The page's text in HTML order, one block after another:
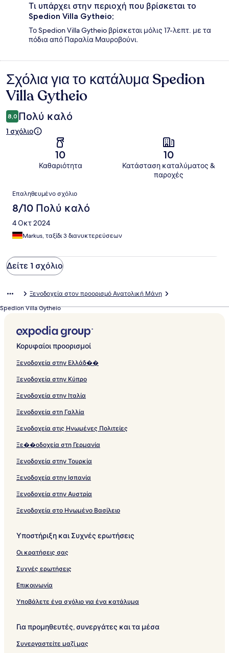
Τι υπάρχει στην περιοχή που βρίσκεται το
Spedion Villa Gytheio;
Το Spedion Villa Gytheio βρίσκεται μόλις 17-λεπτ. με τα
πόδια από Παραλία Μαυροβούνι.
Σχόλια
Σχόλια για το κατάλυμα Spedion
Villa Gytheio
8,0 Πολύ καλό
1 σχόλιο
10
Καθαριότητα
10
Κατάσταση καταλύματος &
παροχές
Σχόλια
Επαληθευμένο σχόλιο
8/10 Πολύ καλό
4 Οκτ 2024
Markus, ταξίδι 3 διανυκτερεύσεων
Δείτε 1 σχόλιο
Ξενοδοχεία στον προορισμό Ανατολική Μάνη
Spedion Villa Gytheio
Κορυφαίοι προορισμοί
Ξενοδοχεία στην Ελλάδ��
Ξενοδοχεία στην Κύπρο
Ξενοδοχεία στην Ιταλία
Ξενοδοχεία στη Γαλλία
Ξενοδοχεία στις Ηνωμένες Πολιτείες
Ξε��οδοχεία στη Γερμανία
Ξενοδοχεία στην Τουρκία
Ξενοδοχεία στην Ισπανία
Ξενοδοχεία στην Αυστρία
Ξενοδοχεία στο Ηνωμένο Βασίλειο
Υποστήριξη και Συχνές ερωτήσεις
Οι κρατήσεις σας
Συχνές ερωτήσεις
Επικοινωνία
Υποβάλετε ένα σχόλιο για ένα κατάλυμα
Για προμηθευτές, συνεργάτες και τα μέσα
Συνεργαστείτε μαζί μας